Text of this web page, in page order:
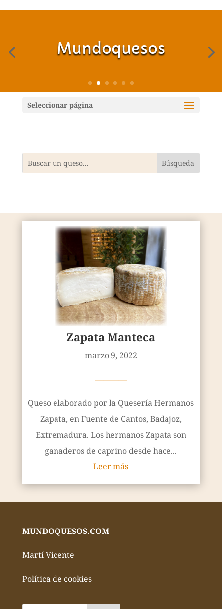
Mundoquesos
Seleccionar página
Zapata Manteca
marzo 9, 2022
————
Queso elaborado por la Quesería Hermanos
Zapata, en Fuente de Cantos, Badajoz,
Extremadura. Los hermanos Zapata son
ganaderos de caprino desde hace...
Leer más
MUNDOQUESOS.COM
Martí Vicente
Política de cookies